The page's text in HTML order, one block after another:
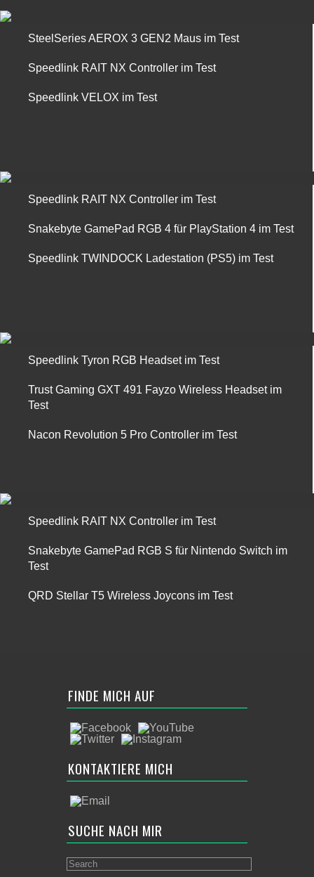
SteelSeries AEROX 3 GEN2 Maus im Test
Speedlink RAIT NX Controller im Test
Speedlink VELOX im Test
Speedlink RAIT NX Controller im Test
Snakebyte GamePad RGB 4 für PlayStation 4 im Test
Speedlink TWINDOCK Ladestation (PS5) im Test
Speedlink Tyron RGB Headset im Test
Trust Gaming GXT 491 Fayzo Wireless Headset im
Test
Nacon Revolution 5 Pro Controller im Test
Speedlink RAIT NX Controller im Test
Snakebyte GamePad RGB S für Nintendo Switch im
Test
QRD Stellar T5 Wireless Joycons im Test
FINDE MICH AUF
KONTAKTIERE MICH
SUCHE NACH MIR